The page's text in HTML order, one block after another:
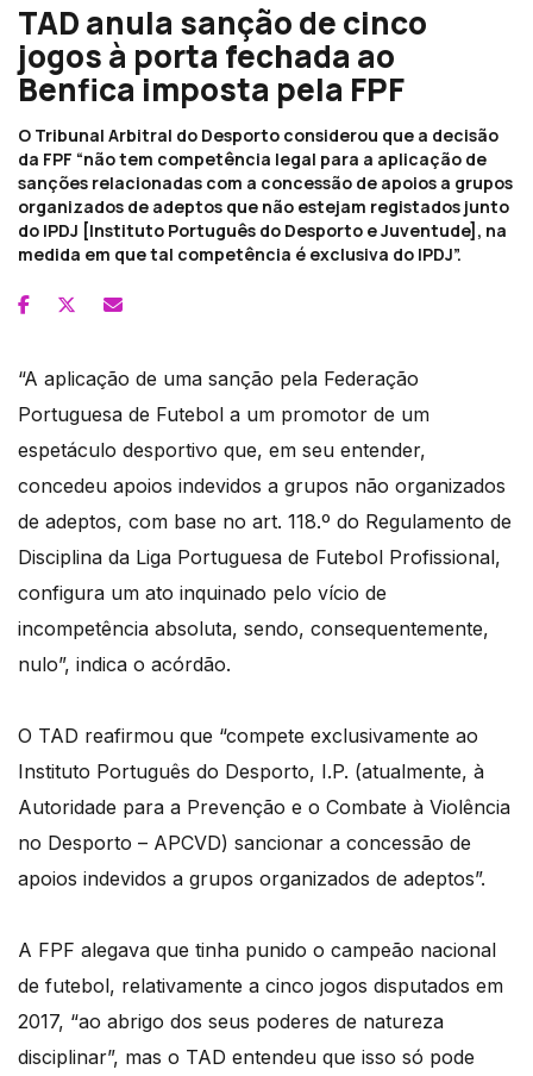
TAD anula sanção de cinco
jogos à porta fechada ao
Benfica imposta pela FPF
O Tribunal Arbitral do Desporto considerou que a decisão
da FPF “não tem competência legal para a aplicação de
sanções relacionadas com a concessão de apoios a grupos
organizados de adeptos que não estejam registados junto
do IPDJ [Instituto Português do Desporto e Juventude], na
medida em que tal competência é exclusiva do IPDJ”.
“A aplicação de uma sanção pela Federação
Portuguesa de Futebol a um promotor de um
espetáculo desportivo que, em seu entender,
concedeu apoios indevidos a grupos não organizados
de adeptos, com base no art. 118.º do Regulamento de
Disciplina da Liga Portuguesa de Futebol Profissional,
configura um ato inquinado pelo vício de
incompetência absoluta, sendo, consequentemente,
nulo”, indica o acórdão.
O TAD reafirmou que “compete exclusivamente ao
Instituto Português do Desporto, I.P. (atualmente, à
Autoridade para a Prevenção e o Combate à Violência
no Desporto – APCVD) sancionar a concessão de
apoios indevidos a grupos organizados de adeptos”.
A FPF alegava que tinha punido o campeão nacional
de futebol, relativamente a cinco jogos disputados em
2017, “ao abrigo dos seus poderes de natureza
disciplinar”, mas o TAD entendeu que isso só pode